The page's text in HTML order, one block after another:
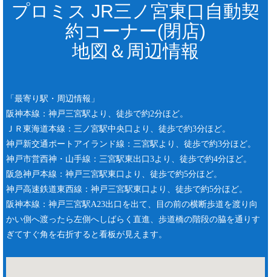
プロミス JR三ノ宮東口自動契
約コーナー(閉店)
地図＆周辺情報
「最寄り駅・周辺情報」
阪神本線：神戸三宮駅より、徒歩で約2分ほど。
ＪＲ東海道本線：三ノ宮駅中央口より、徒歩で約3分ほど。
神戸新交通ポートアイランド線：三宮駅より、徒歩で約3分ほど。
神戸市営西神・山手線：三宮駅東出口3より、徒歩で約4分ほど。
阪急神戸本線：神戸三宮駅東口より、徒歩で約5分ほど。
神戸高速鉄道東西線：神戸三宮駅東口より、徒歩で約5分ほど。
阪神本線：神戸三宮駅A23出口を出て、目の前の横断歩道を渡り向
かい側へ渡ったら左側へしばらく直進、歩道橋の階段の脇を通りす
ぎてすぐ角を右折すると看板が見えます。